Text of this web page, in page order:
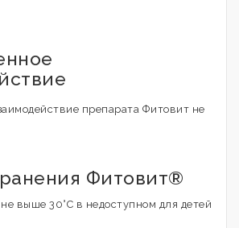
препарата Фитовит не
Фитовит®
выше 30°С в недоступном для детей